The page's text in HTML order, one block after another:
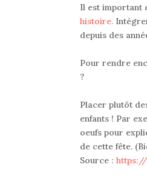
Il est important
histoire.
depuis des
Pour rendre
?
Placer plutôt
enfants ! Par
oeufs pour
de cette fête.
Source : https://